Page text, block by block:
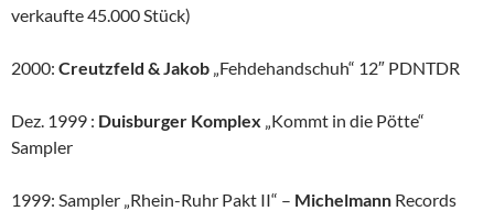
verkaufte 45.000 Stück)
2000: Creutzfeld & Jakob „Fehdehandschuh“ 12″ PDNTDR
Dez. 1999 : Duisburger Komplex „Kommt in die Pötte“
Sampler
1999: Sampler „Rhein-Ruhr Pakt II“ – Michelmann Records